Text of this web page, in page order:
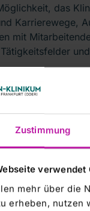
Zustimmung
verwendet
mehr über die
erheben, nutzen
das
Karrierewege,
mit
Bewerbende
Wer
„Liegen alle
liegt auf den
Pflegeschule
und
um sich